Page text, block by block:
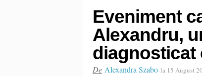
Eveniment
Alexandru,
diagnosticat
De Alexandra Szabo la 15 August